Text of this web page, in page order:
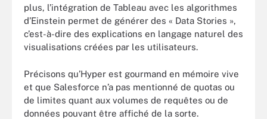
plus, l’intégration de Tableau avec les algorithmes
d’Einstein permet de générer des « Data Stories »,
c’est-à-dire des explications en langage naturel des
visualisations créées par les utilisateurs.
Précisons qu’Hyper est gourmand en mémoire vive
et que Salesforce n’a pas mentionné de quotas ou
de limites quant aux volumes de requêtes ou de
données pouvant être affiché de la sorte.